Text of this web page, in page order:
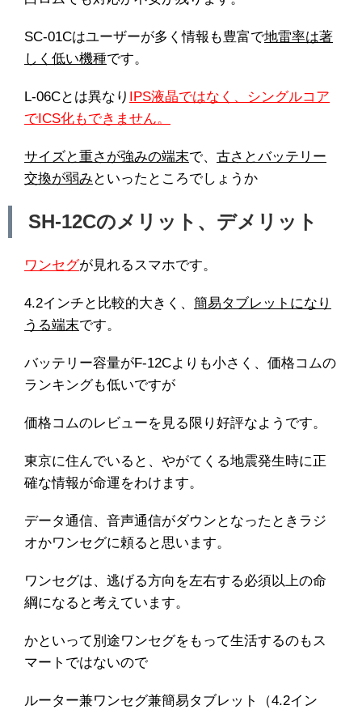
SC-01Cはユーザーが多く情報も豊富で地雷率は著
しく低い機種です。
L-06Cとは異なり
IPS液晶ではなく、シングルコア
でICS化もできません。
サイズと重さが強みの端末で、 古さとバッテリー
交換が弱み といったところでしょうか
SH-12Cのメリット、デメリット
ワンセグが見れるスマホです。
4.2インチと比較的大きく、 簡易タブレットになり
うる端末です。
バッテリー容量がF-12Cよりも小さく、価格コムの
ランキングも低いですが
価格コムのレビューを見る限り好評なようです。
東京に住んでいると、やがてくる地震発生時に正
確な情報が命運をわけます。
データ通信、音声通信がダウンとなったときラジ
オかワンセグに頼ると思います。
ワンセグは、逃げる方向を左右する必須以上の命
綱になると考えています。
かといって別途ワンセグをもって生活するのもス
マートではないので
ルーター兼ワンセグ兼簡易タブレット（4.2イン